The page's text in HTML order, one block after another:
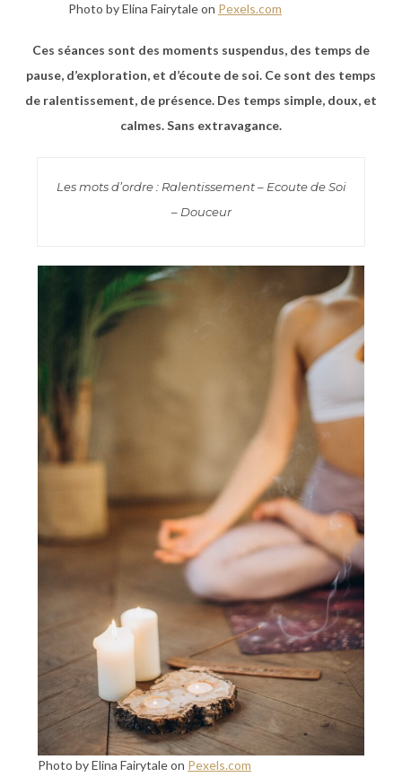
Photo by Elina Fairytale on Pexels.com
Ces séances sont des moments suspendus, des temps de
pause, d’exploration, et d’écoute de soi. Ce sont des temps
de ralentissement, de présence. Des temps simple, doux, et
calmes. Sans extravagance.
Les mots d’ordre : Ralentissement – Ecoute de Soi
– Douceur
Photo by Elina Fairytale on Pexels.com